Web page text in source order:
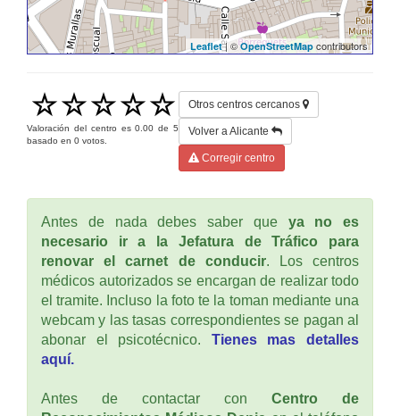
Leaflet| ©OpenStreetMap contributors
Valoración del centro es0.00 de5
basado en 0 votos.
Otros centros cercanos
Volver a Alicante
Corregir centro
Antes de nada debes saber que ya no es
necesario ir a la Jefatura de Tráfico para
renovar el carnet de conducir. Los centros
médicos autorizados se encargan de realizar todo
el tramite. Incluso la foto te la toman mediante una
webcam y las tasas correspondientes se pagan al
abonar el psicotécnico. Tienes mas detalles
aquí.
Antes de contactar con Centro de